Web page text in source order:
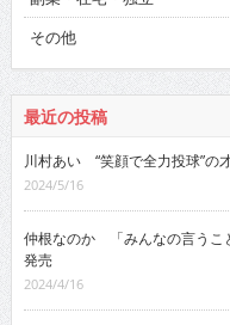
その他
最近の投稿
川村あい “笑顔で全力投球”の
2024/5/16
仲根なのか 「みんなの言うこ
発売
2024/4/16